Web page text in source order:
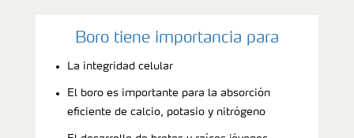
Boro tiene importancia para
La integridad celular
El boro es importante para la absorción
eficiente de calcio, potasio y nitrógeno